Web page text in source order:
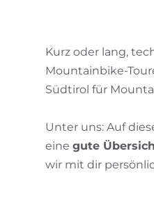
Kurz oder lang,
Mountainbike-
Südtirol für
Unter uns: Auf
eine gute
wir mit dir